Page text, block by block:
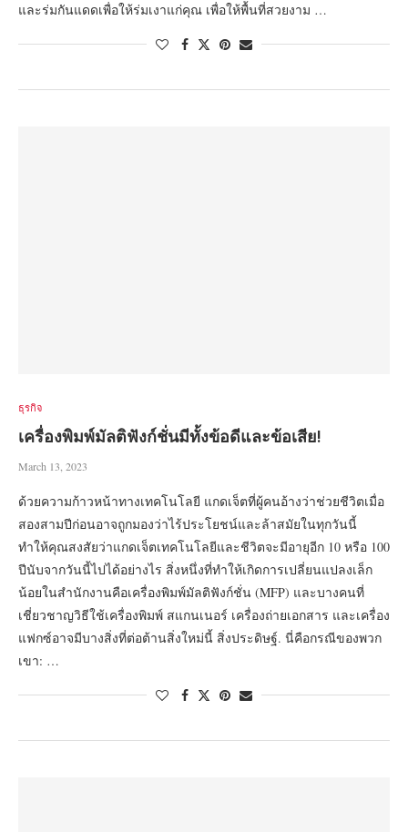
และร่มกันแดดเพื่อให้ร่มเงาแก่คุณ เพื่อให้พื้นที่สวยงาม …
ธุรกิจ
เครื่องพิมพ์มัลติฟังก์ชั่นมีทั้งข้อดีและข้อเสีย!
March 13, 2023
ด้วยความก้าวหน้าทางเทคโนโลยี แกดเจ็ตที่ผู้คนอ้างว่าช่วยชีวิตเมื่อ
สองสามปีก่อนอาจถูกมองว่าไร้ประโยชน์และล้าสมัยในทุกวันนี้
ทำให้คุณสงสัยว่าแกดเจ็ตเทคโนโลยีและชีวิตจะมีอายุอีก 10 หรือ 100
ปีนับจากวันนี้ไปได้อย่างไร สิ่งหนึ่งที่ทำให้เกิดการเปลี่ยนแปลงเล็ก
น้อยในสำนักงานคือเครื่องพิมพ์มัลติฟังก์ชั่น (MFP) และบางคนที่
เชี่ยวชาญวิธีใช้เครื่องพิมพ์ สแกนเนอร์ เครื่องถ่ายเอกสาร และเครื่อง
แฟกซ์อาจมีบางสิ่งที่ต่อต้านสิ่งใหม่นี้ สิ่งประดิษฐ์. นี่คือกรณีของพวก
เขา: …